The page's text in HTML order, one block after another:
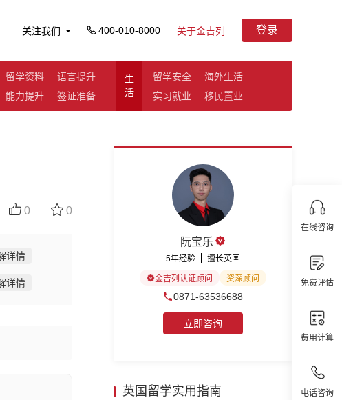
关注我们 400-010-8000 关于金吉列 登录
留学资料
语言提升
能力提升
签证准备
生
活
留学安全
海外生活
实习就业
移民置业
在线咨询
免费评估
费用计算
电话咨询
0 0
详情
详情
阮宝乐
5年经验 擅长英国
金吉列认证顾问 资深顾问
0871-63536688
立即咨询
英国留学实用指南